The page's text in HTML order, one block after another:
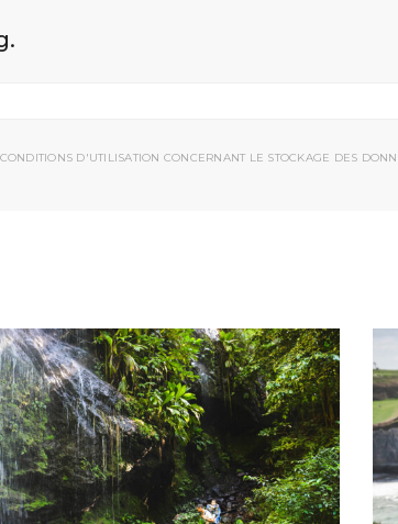
D'UTILISATION CONCERNANT LE STOCKAGE DES